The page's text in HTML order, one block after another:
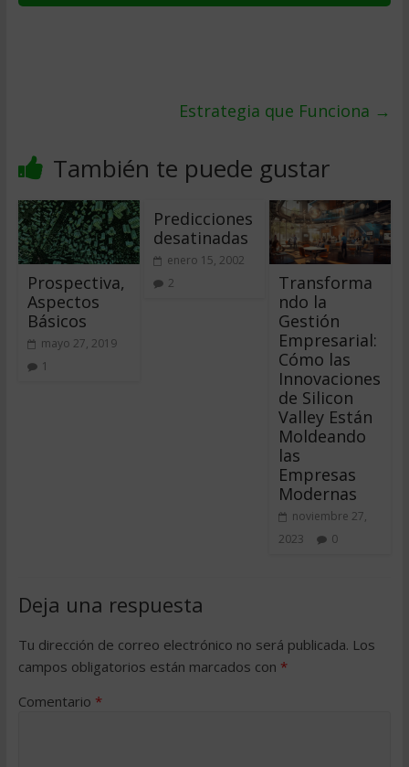
Estrategia que Funciona →
También te puede gustar
Prospectiva,
Aspectos
Básicos
mayo 27, 2019
1
Predicciones
desatinadas
enero 15, 2002
2
Transforma
ndo la
Gestión
Empresarial:
Cómo las
Innovaciones
de Silicon
Valley Están
Moldeando
las
Empresas
Modernas
noviembre 27,
2023
0
Deja una respuesta
Tu dirección de correo electrónico no será publicada. Los
campos obligatorios están marcados con *
Comentario *